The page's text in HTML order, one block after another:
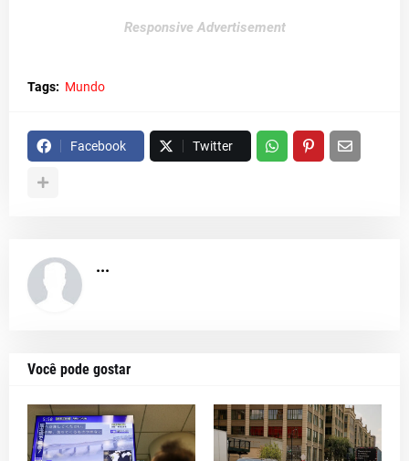
Responsive Advertisement
Tags: Mundo
Facebook Twitter
...
Você pode gostar